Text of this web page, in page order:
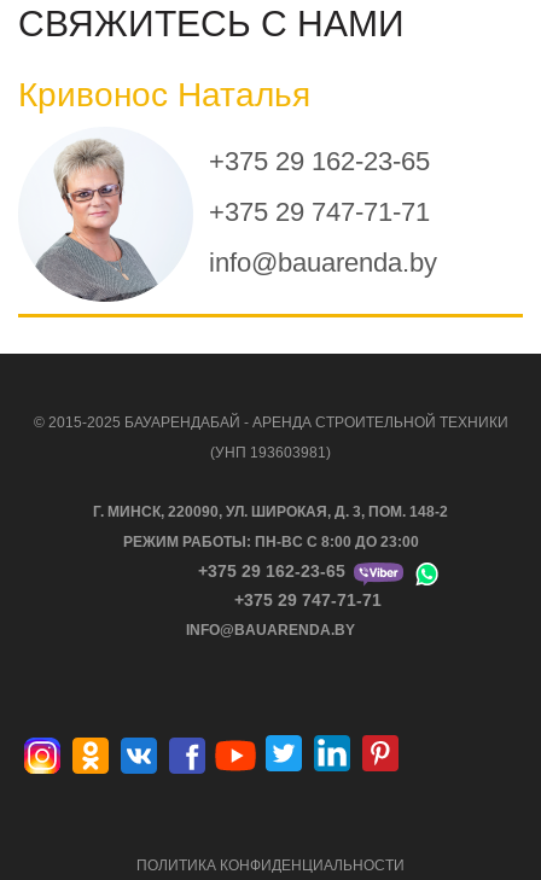
СВЯЖИТЕСЬ С НАМИ
Кривонос Наталья
+375 29 162-23-65
+375 29 747-71-71
info@bauarenda.by
© 2015-2025 БАУАРЕНДАБАЙ - АРЕНДА СТРОИТЕЛЬНОЙ ТЕХНИКИ
(УНП 193603981)
Г. МИНСК, 220090, УЛ. ШИРОКАЯ, Д. 3, ПОМ. 148-2
РЕЖИМ РАБОТЫ: ПН-ВС С 8:00 ДО 23:00
+375 29 162-23-65
+375 29 747-71-71
INFO@BAUARENDA.BY
ПОЛИТИКА КОНФИДЕНЦИАЛЬНОСТИ